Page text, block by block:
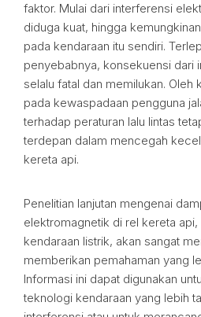
faktor. Mulai dari interferensi
diduga kuat, hingga
pada kendaraan itu sendiri.
penyebabnya, konsekuensi dari
selalu fatal dan memilukan. Oleh
pada kewaspadaan pengguna
terhadap peraturan lalu lintas
terdepan dalam mencegah
kereta api.
Penelitian lanjutan mengenai
elektromagnetik di rel kereta
kendaraan listrik, akan sangat
memberikan pemahaman yang
Informasi ini dapat digunakan
teknologi kendaraan yang lebih